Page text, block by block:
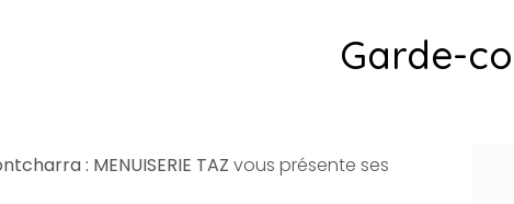
Garde-
: MENUISERIE TAZ vous présente ses